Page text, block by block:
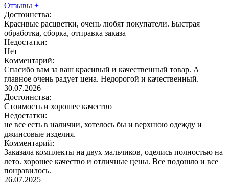
Отзывы +
Достоинства:
Красивые расцветки, очень любят покупатели. Быстрая
обработка, сборка, отправка заказа
Недостатки:
Нет
Комментарий:
Спасибо вам за ваш красивый и качественный товар. А
главное очень радует цена. Недорогой и качественный.
30.07.2026
Достоинства:
Стоимость и хорошее качество
Недостатки:
не все есть в наличии, хотелось бы и верхнюю одежду и
джинсовые изделия.
Комментарий:
Заказала комплекты на двух мальчиков, оделись полностью на
лето. хорошее качество и отличные цены. Все подошло и все
понравилось.
26.07.2025